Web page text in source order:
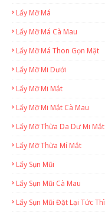
Lấy Mỡ Má
Lấy Mỡ Má Cà Mau
Lấy Mỡ Má Thon Gọn Mặt
Lấy Mỡ Mi Dưới
Lấy Mỡ Mi Mắt
Lấy Mỡ Mi Mắt Cà Mau
Lấy Mỡ Thừa Da Dư Mi Mắt
Lấy Mỡ Thừa Mí Mắt
Lấy Sụn Mũi
Lấy Sụn Mũi Cà Mau
Lấy Sụn Mũi Đặt Lại Tức Thì